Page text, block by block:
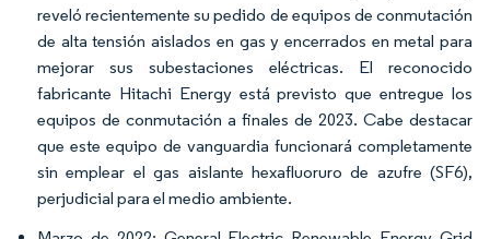
reveló recientemente su pedido de equipos de conmutación
de alta tensión aislados en gas y encerrados en metal para
mejorar sus subestaciones eléctricas. El reconocido
fabricante Hitachi Energy está previsto que entregue los
equipos de conmutación a finales de 2023. Cabe destacar
que este equipo de vanguardia funcionará completamente
sin emplear el gas aislante hexafluoruro de azufre (SF6),
perjudicial para el medio ambiente.